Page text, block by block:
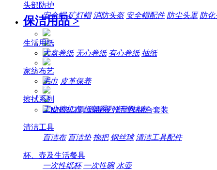
头部防护
安全帽 矿灯帽 消防头盔 安全帽配件 防尘头罩 防化
保洁用品 >
生活用纸
大盘卷纸 无心卷纸 有心卷纸 抽纸
家纺布艺
毛巾 皮革保养
擦拭系列
工业擦机布 纸架系列 纤维抹布
清洁工具
百洁布 百洁垫 拖把 钢丝球 清洁工具配件
杯、壶及生活餐具
一次性纸杯 一次性碗 水壶